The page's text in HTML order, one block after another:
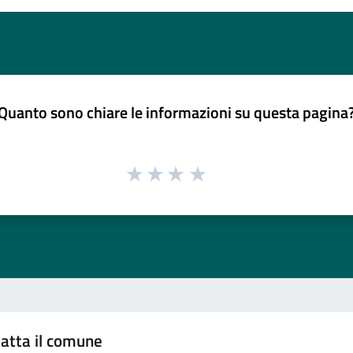
sono chiare le informazioni su questa
il comune